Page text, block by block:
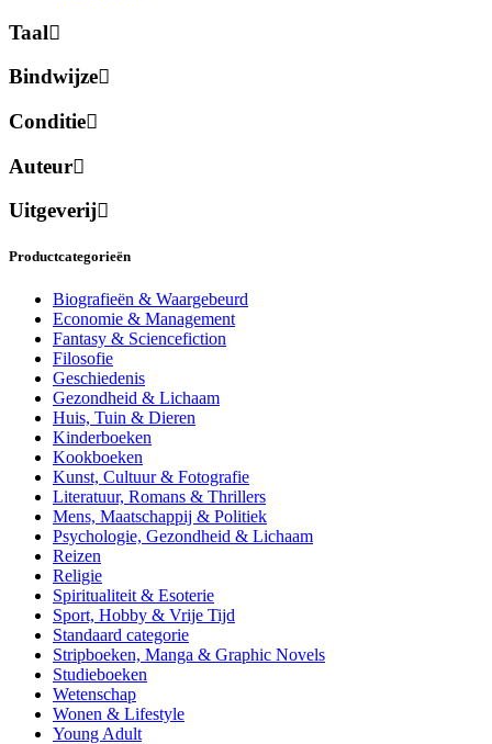
Taal
Bindwijze
Conditie
Auteur
Uitgeverij
Productcategorieën
Biografieën & Waargebeurd
Economie & Management
Fantasy & Sciencefiction
Filosofie
Geschiedenis
Gezondheid & Lichaam
Huis, Tuin & Dieren
Kinderboeken
Kookboeken
Kunst, Cultuur & Fotografie
Literatuur, Romans & Thrillers
Mens, Maatschappij & Politiek
Psychologie, Gezondheid & Lichaam
Reizen
Religie
Spiritualiteit & Esoterie
Sport, Hobby & Vrije Tijd
Standaard categorie
Stripboeken, Manga & Graphic Novels
Studieboeken
Wetenschap
Wonen & Lifestyle
Young Adult